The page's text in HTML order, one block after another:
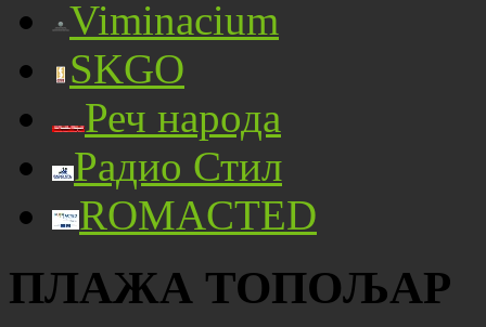
Viminacium
SKGO
Реч народа
Радио Стил
ROMACTED
ПЛАЖА ТОПОЉАР